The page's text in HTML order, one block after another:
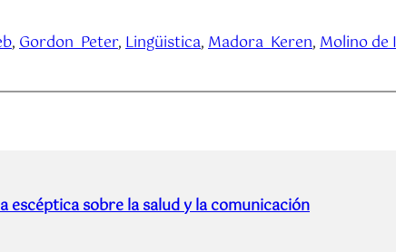
, Gordon_Peter, Lingüistica, Madora_Keren, Molino de
escéptica sobre la salud y la comunicación